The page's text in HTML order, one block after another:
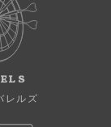
レルズ